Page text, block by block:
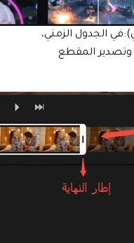
في الجدول الزمني،
المقطع